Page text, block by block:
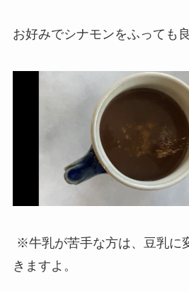
お好みでシナモンをふっても
※牛乳が苦手な方は、豆乳に
きますよ。